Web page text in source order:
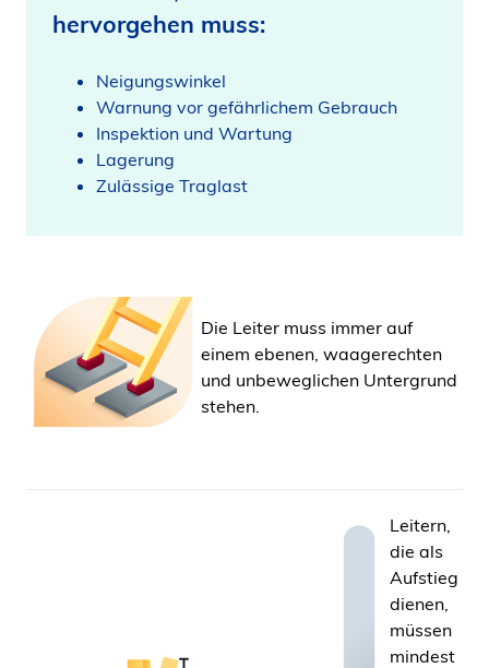
hervorgehen muss:
Neigungswinkel
Warnung vor gefährlichem Gebrauch
Inspektion und Wartung
Lagerung
Zulässige Traglast
Die Leiter muss immer auf
einem ebenen, waagerechten
und unbeweglichen Untergrund
stehen.
Leitern,
die als
Aufstieg
dienen,
müssen
mindest